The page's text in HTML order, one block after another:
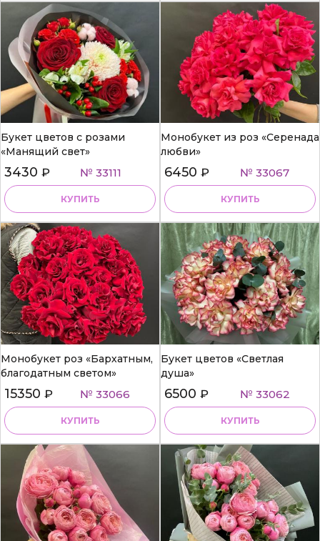
Букет цветов с розами
«Манящий свет»
3430 ₽ № 33111
КУПИТЬ
Монобукет из роз «Серенада
любви»
6450 ₽ № 33067
КУПИТЬ
Монобукет роз «Бархатным,
благодатным светом»
15350 ₽ № 33066
КУПИТЬ
Букет цветов «Светлая
душа»
6500 ₽ № 33062
КУПИТЬ